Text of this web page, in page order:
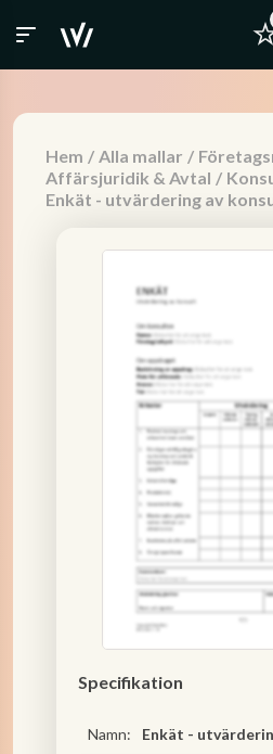
Hem / Alla mallar /
Affärsjuridik & Avtal /
Enkät - utvärdering av
Specifikation
Namn: Enkät -